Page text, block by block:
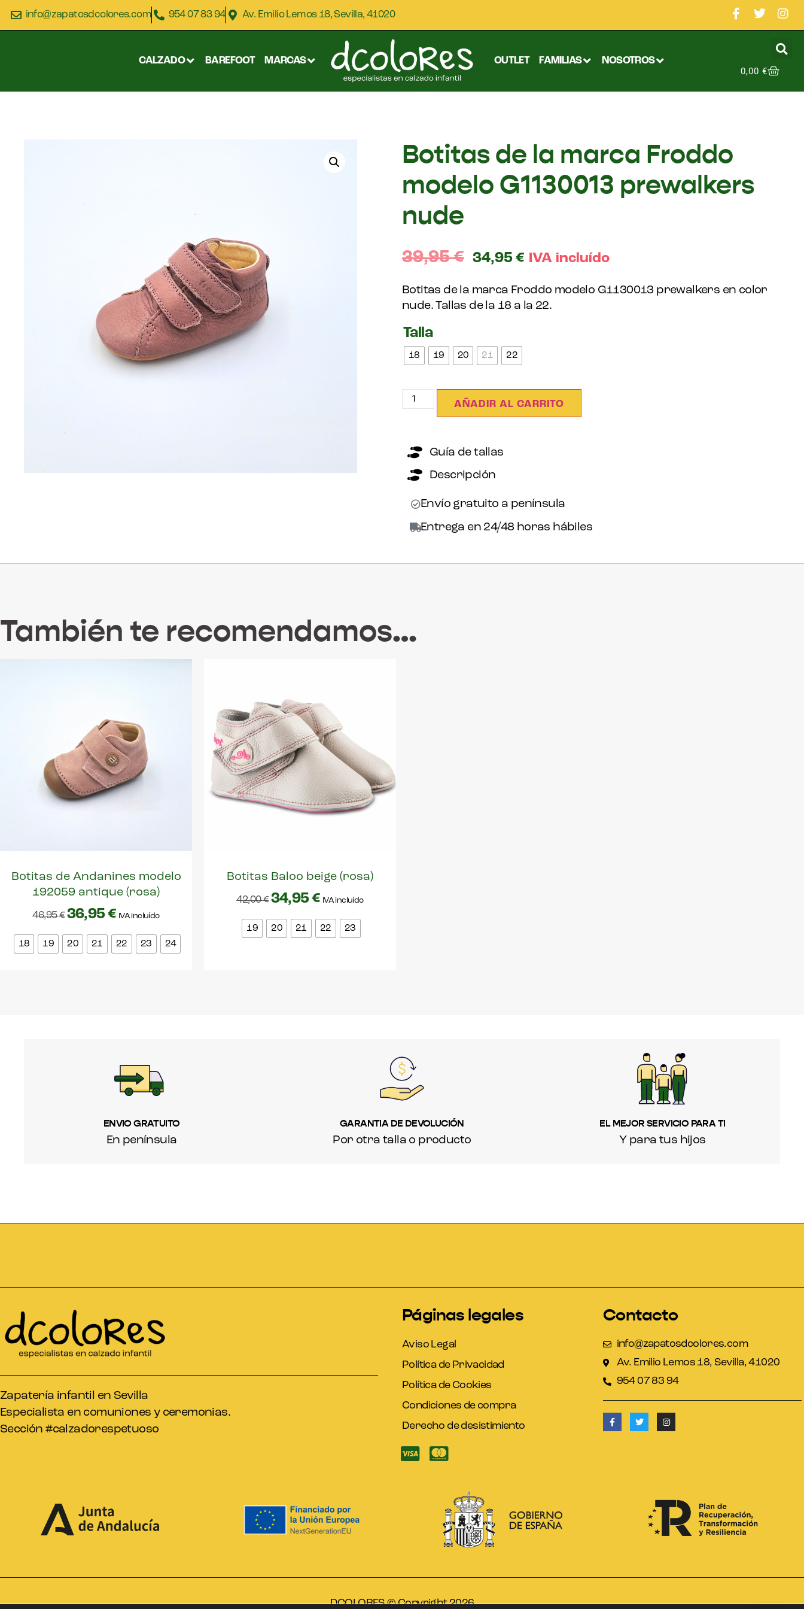
info@zapatosdcolores.com 954 07 83 94 Av. Emilio Lemos 18, Sevilla, 41020
CALZADO BAREFOOT MARCAS OUTLET FAMILIAS NOSOTROS
0,00 €
Botitas de la marca Froddo
modelo G1130013 prewalkers
nude
39,95€ 34,95 € IVA incluído
Botitas de la marca Froddo modelo G1130013 prewalkers en color
nude. Tallas de la 18 a la 22.
Talla
18 19 20 21 22
AÑADIR AL CARRITO
Guía de tallas
Descripción
Envío gratuito a península
Entrega en 24/48 horas hábiles
También te recomendamos…
Botitas de Andanines modelo
192059 antique (rosa)
46,95€ 36,95€ IVA incluído
18 19 20 21 22 23 24
Botitas Baloo beige (rosa)
42,00€ 34,95€ IVA incluído
19 20 21 22 23
ENVIO GRATUITO
En península
GARANTIA DE DEVOLUCIÓN
Por otra talla o producto
EL MEJOR SERVICIO PARA TI
Y para tus hijos
Zapatería infantil en Sevilla
Especialista en comuniones y ceremonias.
Sección #calzadorespetuoso
Páginas legales
Aviso Legal
Política de Privacidad
Política de Cookies
Condiciones de compra
Derecho de desistimiento
Contacto
info@zapatosdcolores.com
Av. Emilio Lemos 18, Sevilla, 41020
954 07 83 94
DCOLORES © Copyright 2026